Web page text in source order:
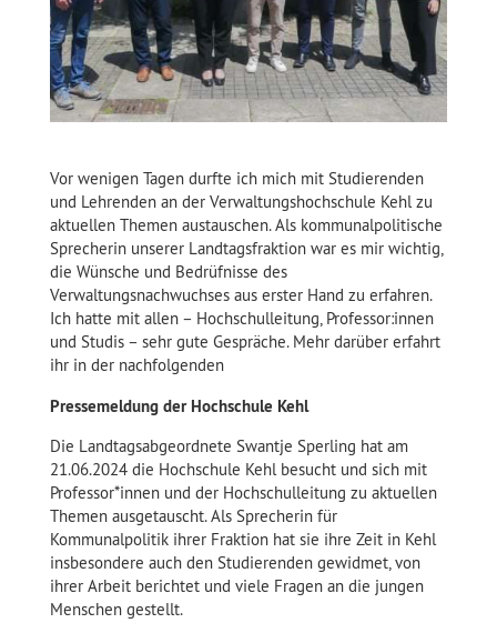
Vor wenigen Tagen durfte ich mich mit Studierenden
und Lehrenden an der Verwaltungshochschule Kehl zu
aktuellen Themen austauschen. Als kommunalpolitische
Sprecherin unserer Landtagsfraktion war es mir wichtig,
die Wünsche und Bedrüfnisse des
Verwaltungsnachwuchses aus erster Hand zu erfahren.
Ich hatte mit allen – Hochschulleitung, Professor:innen
und Studis – sehr gute Gespräche. Mehr darüber erfahrt
ihr in der nachfolgenden
Pressemeldung der Hochschule Kehl
Die Landtagsabgeordnete Swantje Sperling hat am
21.06.2024 die Hochschule Kehl besucht und sich mit
Professor*innen und der Hochschulleitung zu aktuellen
Themen ausgetauscht. Als Sprecherin für
Kommunalpolitik ihrer Fraktion hat sie ihre Zeit in Kehl
insbesondere auch den Studierenden gewidmet, von
ihrer Arbeit berichtet und viele Fragen an die jungen
Menschen gestellt.